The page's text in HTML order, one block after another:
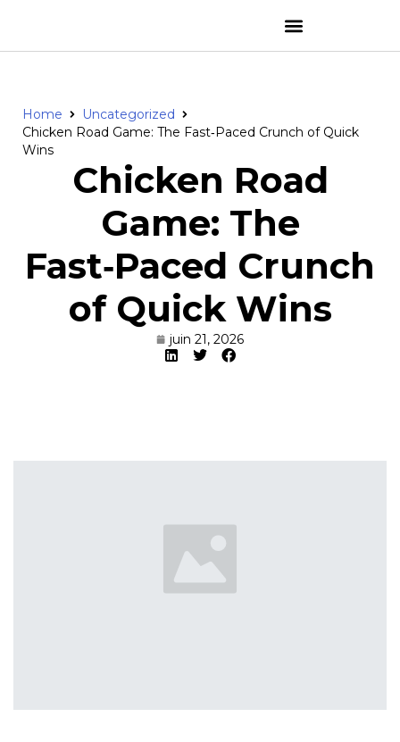
Home
Uncategorized
Chicken Road Game: The Fast‑Paced Crunch of Quick
Wins
Chicken Road
Game: The
Fast‑Paced Crunch
of Quick Wins
juin 21, 2026